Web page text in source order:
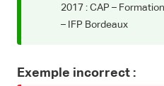
2017 : CAP –
– IFP Bordeaux
Exemple incorrect :